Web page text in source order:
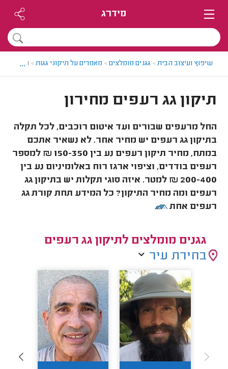
מידרג
שיפוץ ועיצוב הבית> גגנים מומלצים> מאמרים על תיקוני גגות> תיקון גג
...
תיקון גג רעפים מחירון
החל מרעפים שבורים ועד איטום רוכבים, לכל תקלה
בתיקון גג רעפים יש מחיר אחר. לא נשאיר אתכם
במתח, מחיר תיקון רעפים נע בין 150-350 ₪ למספר
רעפים בודדים, וציפוי ארגז רוח באלומיניום נע בין
200-400 ₪ למטר. איזה סוגי תקלות יש בתיקון גג
רעפים ומה מחיר התיקון? כל המידע תחת קורת גג
רעפים אחת
גגנים מומלצים לתיקון גג רעפים
בחירת עיר